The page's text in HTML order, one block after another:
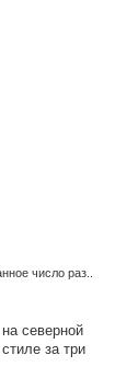
число раз..
северной
за три